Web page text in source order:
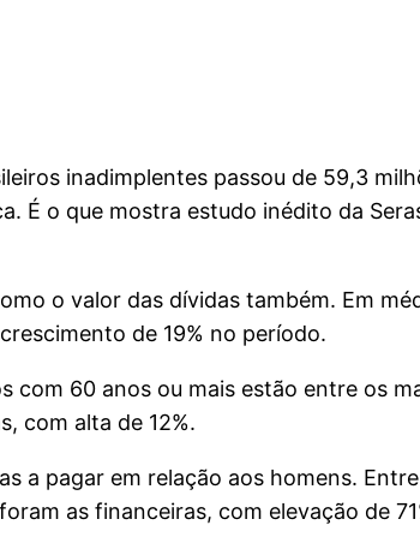
inadimplentes passou de 59,3
É o que mostra estudo inédito da
o valor das dívidas também. Em
de 19% no período.
com 60 anos ou mais estão entre os
com alta de 12%.
a pagar em relação aos homens.
as financeiras, com elevação de